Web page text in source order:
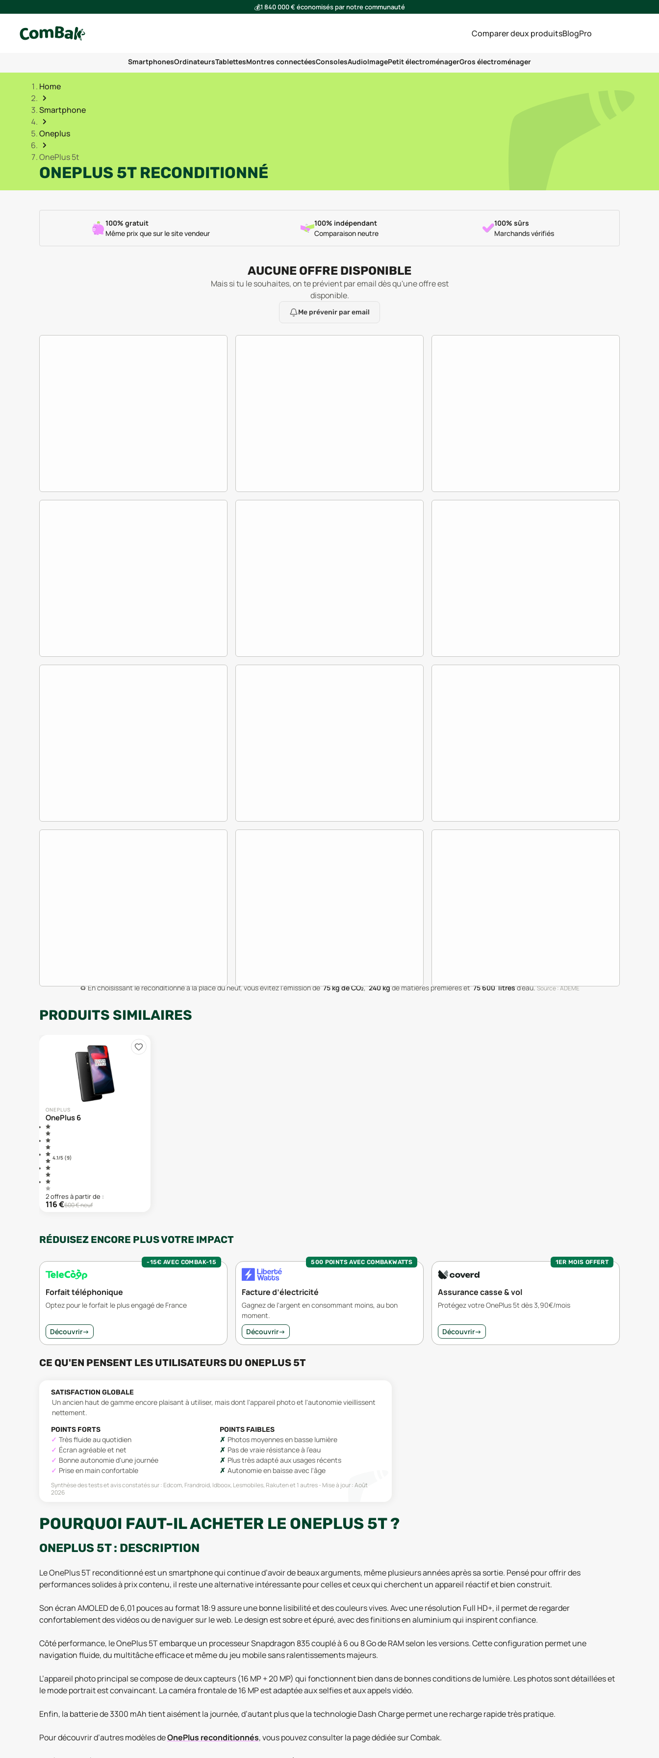
💰1 840 000 € économisés par notre communauté
Comparer deux produitsBlogPro
SmartphonesOrdinateursTablettesMontres connectéesConsolesAudioImagePetit électroménagerGros électroménager
Home
Smartphone
Oneplus
OnePlus 5t
ONEPLUS 5T RECONDITIONNÉ
100% gratuit
Même prix que sur le site vendeur
100% indépendant
Comparaison neutre
100% sûrs
Marchands vérifiés
AUCUNE OFFRE DISPONIBLE
Mais si tu le souhaites, on te prévient par email dès qu'une offre est
disponible.
Me prévenir par email
♻️En choisissant le reconditionné à la place du neuf, vous évitez l'émission de75kg de CO₂,240kgde matières premièreset75 600litresd'eau.Source : ADEME
PRODUITS SIMILAIRES
ONEPLUS
OnePlus 6
4.1/5 (9)
2offresà partir de :
116€600€ neuf
RÉDUISEZ ENCORE PLUS VOTRE IMPACT
-15€ AVEC COMBAK-15
Forfait téléphonique
Optez pour le forfait le plus engagé de France
Découvrir→
500 POINTS AVEC COMBAKWATTS
Facture d’électricité
Gagnez de l'argent en consommant moins, au bon
moment.
Découvrir→
1ER MOIS OFFERT
Assurance casse & vol
Protégez votre OnePlus 5t dès 3,90€/mois
Découvrir→
CE QU'EN PENSENT LES UTILISATEURS DU ONEPLUS 5T
SATISFACTION GLOBALE
Un ancien haut de gamme encore plaisant à utiliser, mais dont l'appareil photo et l'autonomie vieillissent
nettement.
POINTS FORTS
Très fluide au quotidien
Écran agréable et net
Bonne autonomie d'une journée
Prise en main confortable
POINTS FAIBLES
Photos moyennes en basse lumière
Pas de vraie résistance à l'eau
Plus très adapté aux usages récents
Autonomie en baisse avec l'âge
Synthèse des tests et avis constatés sur : Edcom, Frandroid, Idboox, Lesmobiles, Rakutenet 1 autres Mise à jour :Août
2026
POURQUOI FAUT-IL ACHETER LE ONEPLUS 5T ?
ONEPLUS 5T : DESCRIPTION
Le OnePlus 5T reconditionné est un smartphone qui continue d’avoir de beaux arguments, même plusieurs années après sa sortie. Pensé pour offrir des
performances solides à prix contenu, il reste une alternative intéressante pour celles et ceux qui cherchent un appareil réactif et bien construit.
Son écran AMOLED de 6,01 pouces au format 18:9 assure une bonne lisibilité et des couleurs vives. Avec une résolution Full HD+, il permet de regarder
confortablement des vidéos ou de naviguer sur le web. Le design est sobre et épuré, avec des finitions en aluminium qui inspirent confiance.
Côté performance, le OnePlus 5T embarque un processeur Snapdragon 835 couplé à 6 ou 8 Go de RAM selon les versions. Cette configuration permet une
navigation fluide, du multitâche efficace et même du jeu mobile sans ralentissements majeurs.
L’appareil photo principal se compose de deux capteurs (16 MP + 20 MP) qui fonctionnent bien dans de bonnes conditions de lumière. Les photos sont détaillées et
le mode portrait est convaincant. La caméra frontale de 16 MP est adaptée aux selfies et aux appels vidéo.
Enfin, la batterie de 3300 mAh tient aisément la journée, d’autant plus que la technologie Dash Charge permet une recharge rapide très pratique.
Pour découvrir d’autres modèles deOnePlus reconditionnés, vous pouvez consulter la page dédiée sur Combak.